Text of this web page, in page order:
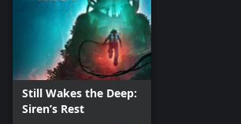
Still Wakes the Deep:
Siren’s Rest